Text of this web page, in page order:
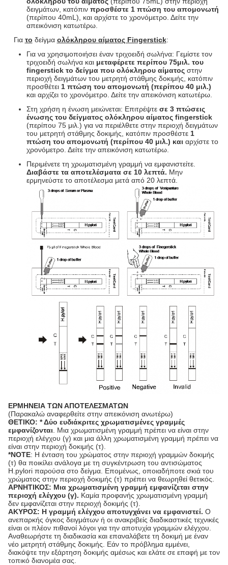
δειγμάτων, κατόπιν προσθέστε 1 πτώση του απομονωτή
(περίπου 40mL), και αρχίστε το χρονόμετρο. Δείτε την
απεικόνιση κατωτέρω.
Για το δείγμα ολόκληρου αίματος Fingerstick:
Για να χρησιμοποιήσει έναν τριχοειδή σωλήνα: Γεμίστε τον
τριχοειδή σωλήνα και μεταφέρετε περίπου 75μιλ. του
fingerstick το δείγμα που ολόκληρου αίματος στην
περιοχή δειγμάτων του μετρητή στάθμης δοκιμής, κατόπιν
προσθέτει 1 πτώση του απομονωτή (περίπου 40 μιλ.)
και αρχίζει το χρονόμετρο. Δείτε την απεικόνιση κατωτέρω.
Στη χρήση η ένωση μειώνεται: Επιτρέψτε σε 3 πτώσεις
ένωσης του δείγματος ολόκληρου αίματος fingerstick
(περίπου 75 μιλ.) για να περιέλθετε στην περιοχή δειγμάτων
του μετρητή στάθμης δοκιμής, κατόπιν προσθέστε 1
πτώση του απομονωτή (περίπου 40 μιλ.) και αρχίστε το
χρονόμετρο. Δείτε την απεικόνιση κατωτέρω.
Περιμένετε τη χρωματισμένη γραμμή να εμφανιστείτε.
Διαβάστε τα αποτελέσματα σε 10 λεπτά. Μην
ερμηνεύστε το αποτέλεσμα μετά από 20 λεπτά.
ΕΡΜΗΝΕΙΑ ΤΩΝ ΑΠΟΤΕΛΕΣΜΑΤΩΝ
(Παρακαλώ αναφερθείτε στην απεικόνιση ανωτέρω)
ΘΕΤΙΚΟ: * Δύο ευδιάκριτες χρωματισμένες γραμμές
εμφανίζονται . Μια χρωματισμένη γραμμή πρέπει να είναι στην
περιοχή ελέγχου (γ) και μια άλλη χρωματισμένη γραμμή πρέπει να
είναι στην περιοχή δοκιμής (τ).
*NOTE: Η ένταση του χρώματος στην περιοχή γραμμών δοκιμής
(τ) θα ποικίλει ανάλογα με τη συγκέντρωση του αντισώματος
H.pylori παρούσα στο δείγμα. Επομένως, οποιαδήποτε σκιά του
χρώματος στην περιοχή δοκιμής (τ) πρέπει να θεωρηθεί θετικός.
ΑΡΝΗΤΙΚΟΣ: Μια χρωματισμένη γραμμή εμφανίζεται στην
περιοχή ελέγχου (γ). Καμία προφανής χρωματισμένη γραμμή
δεν εμφανίζεται στην περιοχή δοκιμής (τ).
ΑΚΥΡΟΣ: Η γραμμή ελέγχου αποτυγχάνει να εμφανιστεί. Ο
ανεπαρκής όγκος δειγμάτων ή οι ανακριβείς διαδικαστικές τεχνικές
είναι οι πλέον πιθανοί λόγοι για την αποτυχία γραμμών ελέγχου.
Αναθεωρήστε τη διαδικασία και επαναλάβετε τη δοκιμή με έναν
νέο μετρητή στάθμης δοκιμής. Εάν το πρόβλημα εμμένει,
διακόψτε την εξάρτηση δοκιμής αμέσως και ελάτε σε επαφή με τον
τοπικό διανομέα σας.